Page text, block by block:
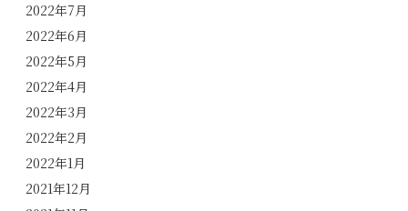
2022年7月
2022年6月
2022年5月
2022年4月
2022年3月
2022年2月
2022年1月
2021年12月